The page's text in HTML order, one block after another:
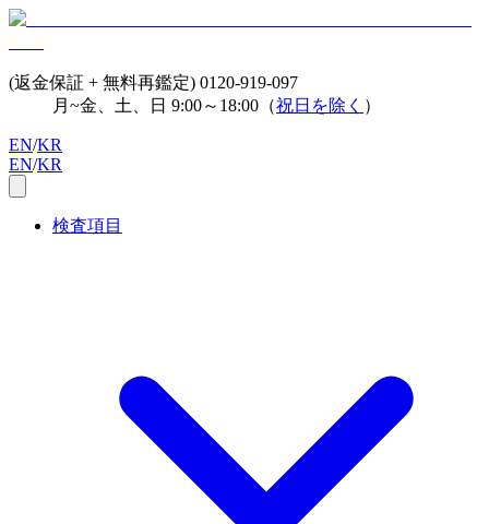
(返金保証 + 無料再鑑定) 0120-919-097
月~金、土、日 9:00～18:00（祝日を除く ）
EN/KR
EN/KR
検査項目